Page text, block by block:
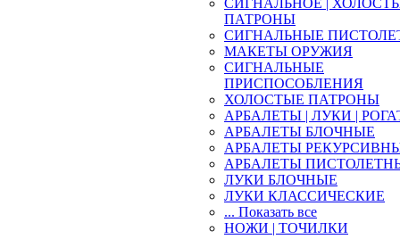
СИГНАЛЬНОЕ |
ПАТРОНЫ
СИГНАЛЬНЫЕ
МАКЕТЫ ОРУЖИЯ
СИГНАЛЬНЫЕ
ПРИСПОСОБЛЕНИЯ
ХОЛОСТЫЕ ПАТРОНЫ
АРБАЛЕТЫ | ЛУКИ |
АРБАЛЕТЫ БЛОЧНЫЕ
АРБАЛЕТЫ
АРБАЛЕТЫ
ЛУКИ БЛОЧНЫЕ
ЛУКИ КЛАССИЧЕСКИЕ
... Показать все
НОЖИ | ТОЧИЛКИ